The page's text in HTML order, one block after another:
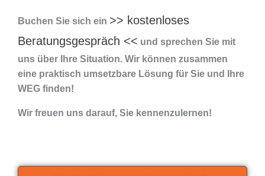
Buchen Sie sich ein >> kostenloses
Beratungsgespräch << und sprechen Sie mit
uns über Ihre Situation. Wir können zusammen
eine praktisch umsetzbare Lösung für Sie und Ihre
WEG finden!
Wir freuen uns darauf, Sie kennenzulernen!